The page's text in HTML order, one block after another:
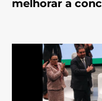
melhorar a